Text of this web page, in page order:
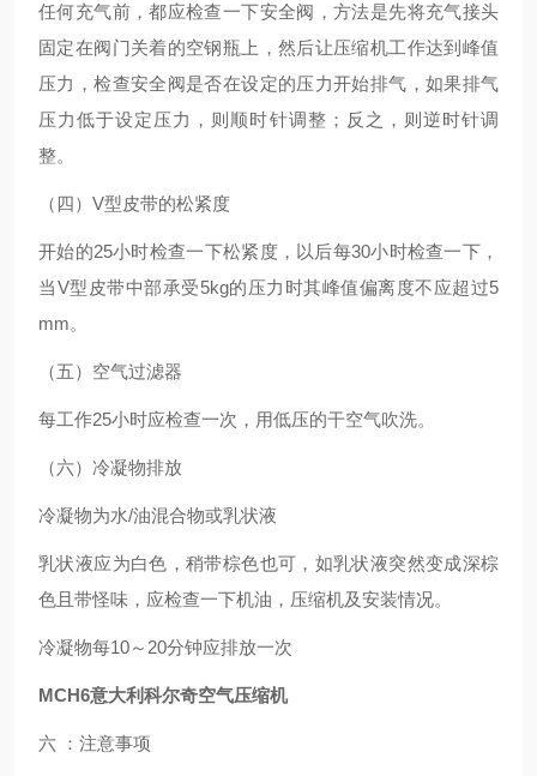
任何充气前，都应检查一下安全阀，方法是先将充气接头
固定在阀门关着的空钢瓶上，然后让压缩机工作达到峰值
压力，检查安全阀是否在设定的压力开始排气，如果排气
压力低于设定压力，则顺时针调整；反之，则逆时针调
整。
（四）V型皮带的松紧度
开始的25小时检查一下松紧度，以后每30小时检查一下，
当V型皮带中部承受5kg的压力时其峰值偏离度不应超过5
mm。
（五）空气过滤器
每工作25小时应检查一次，用低压的干空气吹洗。
（六）冷凝物排放
冷凝物为水/油混合物或乳状液
乳状液应为白色，稍带棕色也可，如乳状液突然变成深棕
色且带怪味，应检查一下机油，压缩机及安装情况。
冷凝物每10～20分钟应排放一次
MCH6意大利科尔奇空气压缩机
六 ：注意事项